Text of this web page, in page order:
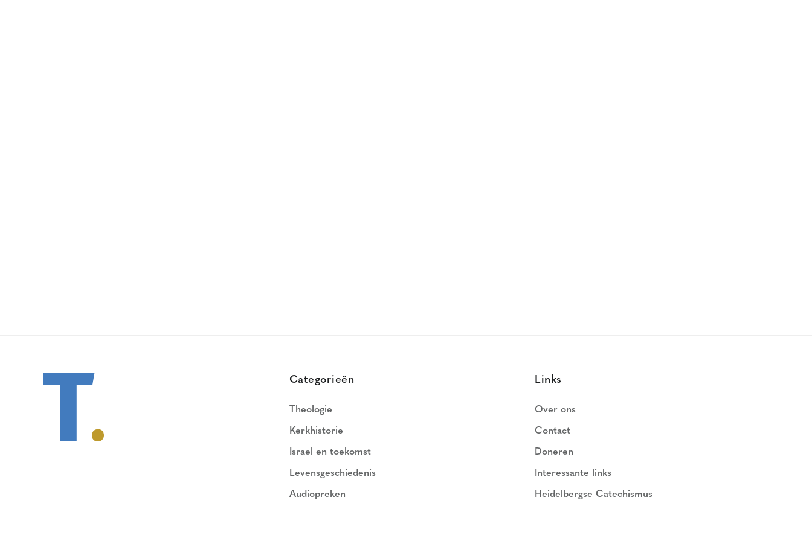
Categorieën
Theologie
Kerkhistorie
Israel en toekomst
Levensgeschiedenis
Audiopreken
Links
Over ons
Contact
Doneren
Interessante links
Heidelbergse Catechismus